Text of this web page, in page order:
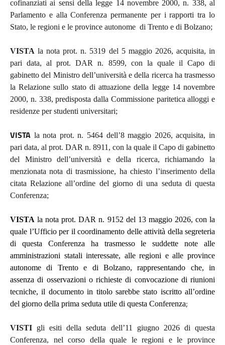
cofinanziati ai sensi della legge 14 novembre 2000, n. 338, al
Parlamento e alla Conferenza permanente per i rapporti tra lo
Stato, le regioni e le province autonome di Trento e di Bolzano;
VISTA la nota prot. n. 5319 del 5 maggio 2026, acquisita, in
pari data, al prot. DAR n. 8599, con la quale il Capo di
gabinetto del Ministro dell’università e della ricerca ha trasmesso
la Relazione sullo stato di attuazione della legge 14 novembre
2000, n. 338, predisposta dalla Commissione paritetica alloggi e
residenze per studenti universitari;
VISTA la nota prot. n. 5464 dell’8 maggio 2026, acquisita, in
pari data, al prot. DAR n. 8911, con la quale il Capo di gabinetto
del Ministro dell’università e della ricerca, richiamando la
menzionata nota di trasmissione, ha chiesto l’inserimento della
citata Relazione all’ordine del giorno di una seduta di questa
Conferenza;
VISTA la nota prot. DAR n. 9152 del 13 maggio 2026, con la
quale l’Ufficio per il coordinamento delle attività della segreteria
di questa Conferenza ha trasmesso le suddette note alle
amministrazioni statali interessate, alle regioni e alle province
autonome di Trento e di Bolzano, rappresentando che, in
assenza di osservazioni o richieste di convocazione di riunioni
tecniche, il documento in titolo sarebbe stato iscritto all’ordine
del giorno della prima seduta utile di questa Conferenza;
VISTI gli esiti della seduta dell’11 giugno 2026 di questa
Conferenza, nel corso della quale le regioni e le province